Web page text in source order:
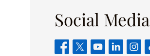
Social Media